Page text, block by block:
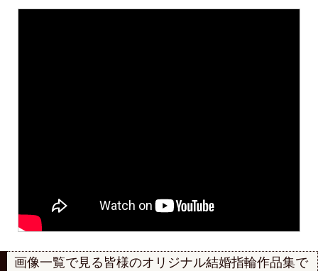
画像一覧で見る 皆様のオリジナル結婚指輪作品集で